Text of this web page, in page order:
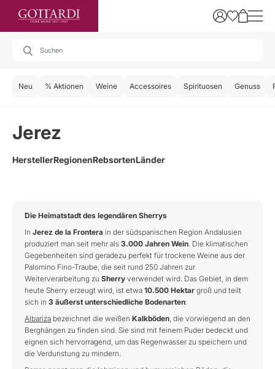
Neu % Aktionen Weine Accessoires Spirituosen Genuss
Jerez
HerstellerRegionenRebsortenLänder
Die Heimatstadt des legendären Sherrys
In Jerez de la Frontera in der südspanischen Region Andalusien
produziert man seit mehr als 3.000 Jahren Wein. Die klimatischen
Gegebenheiten sind geradezu perfekt für trockene Weine aus der
Palomino Fino-Traube, die seit rund 250 Jahren zur
Weiterverarbeitung zu Sherry verwendet wird. Das Gebiet, in dem
heute Sherry erzeugt wird, ist etwa 10.500 Hektar groß und teilt
sich in 3 äußerst unterschiedliche Bodenarten:
Albariza bezeichnet die weißen Kalkböden, die vorwiegend an den
Berghängen zu finden sind. Sie sind mit feinem Puder bedeckt und
eignen sich hervorragend, um das Regenwasser zu speichern und
die Verdunstung zu mindern.